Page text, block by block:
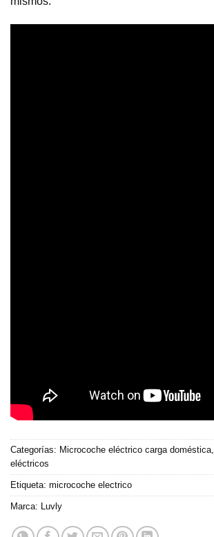
Categorías: Microcoche eléctrico carga doméstica,
eléctricos
Etiqueta: microcoche electrico
Marca: Luvly